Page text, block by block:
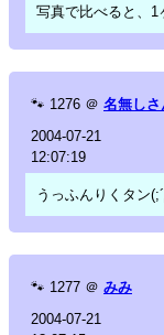
写真で比べると、1
🐾 1276 ＠ 名無しさ
2004-07-21
12:07:19
うっふんりくタン
🐾 1277 ＠ みみ
2004-07-21